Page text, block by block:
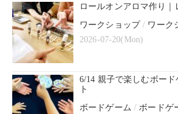
ロールオンアロマ作り｜
ワークショップ/ ワーク
2026-07-20(Mon)
6/14 親子で楽しむボー
ト
ボードゲーム / ボードゲ